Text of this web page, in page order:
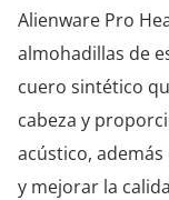
Alienware Pro
almohadillas de
cuero sintético
cabeza y
acústico,
y mejorar la